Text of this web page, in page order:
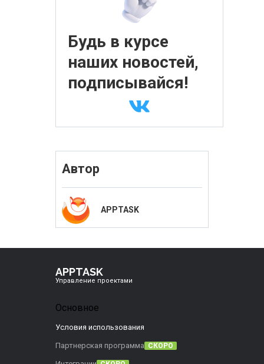
Будь в курсе
наших новостей,
подписывайся!
Автор
APPTASK
APPTASK
Управление проектами
Основное
Условия использования
Партнерская программа СКОРО